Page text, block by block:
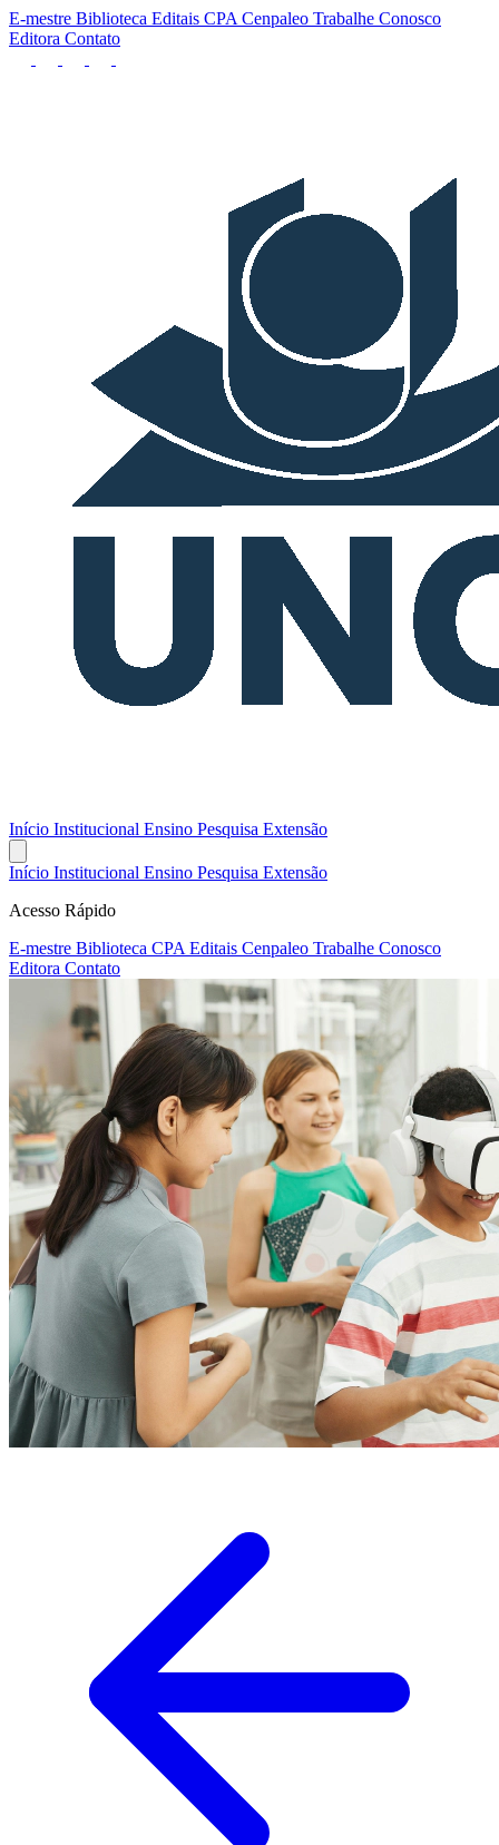
E-mestre Biblioteca Editais CPA Cenpaleo Trabalhe Conosco
Editora Contato
Início Institucional Ensino Pesquisa Extensão
Início Institucional Ensino Pesquisa Extensão
Acesso Rápido
E-mestre Biblioteca CPA Editais Cenpaleo Trabalhe Conosco
Editora Contato